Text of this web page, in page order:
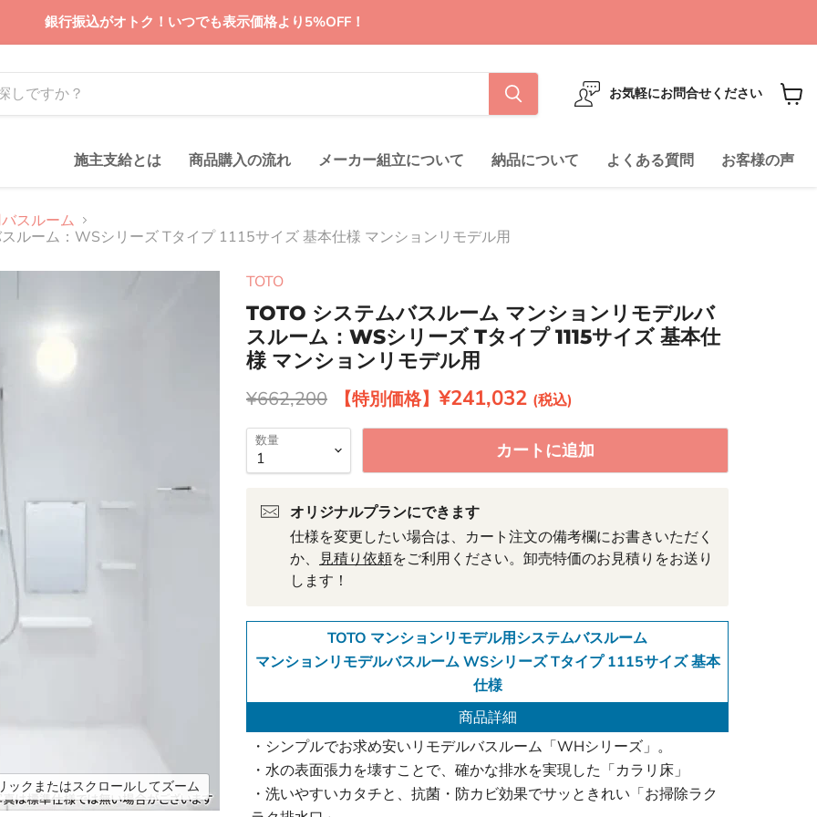
銀行振込がオトク！いつでも表示価格より5%OFF！
お気軽にお問合せください
を
施主支給とは 商品購入の流れ メーカー組立について 納品について よくある質問 お客様の声
スルーム
ルーム：WSシリーズ Tタイプ 1115サイズ 基本仕様 マンションリモデル用
ックまたはスクロールしてズーム
TOTO
TOTO システムバスルーム マンションリモデルバ
スルーム：WSシリーズ Tタイプ 1115サイズ 基本仕
様 マンションリモデル用
元の価格
¥662,200 現在の価格
¥241,032
数量 カートに追加
オリジナルプランにできます
仕様を変更したい場合は、カート注文の備考欄にお書きいただく
か、 見積り依頼をご利用ください。卸売特価のお見積りをお送り
します！
TOTO マンションリモデル用システムバスルーム
マンションリモデルバスルーム WSシリーズ Tタイプ 1115サイズ 基本
仕様
商品詳細
・シンプルでお求め安いリモデルバスルーム「WHシリーズ」。
・水の表面張力を壊すことで、確かな排水を実現した「カラリ床」
・洗いやすいカタチと、抗菌・防カビ効果でサッときれい「お掃除ラク